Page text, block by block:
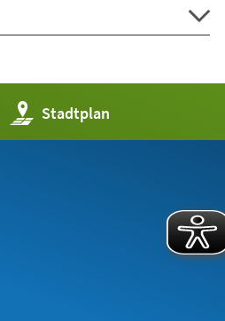
Stadtplan
(Öffnet
in
einem